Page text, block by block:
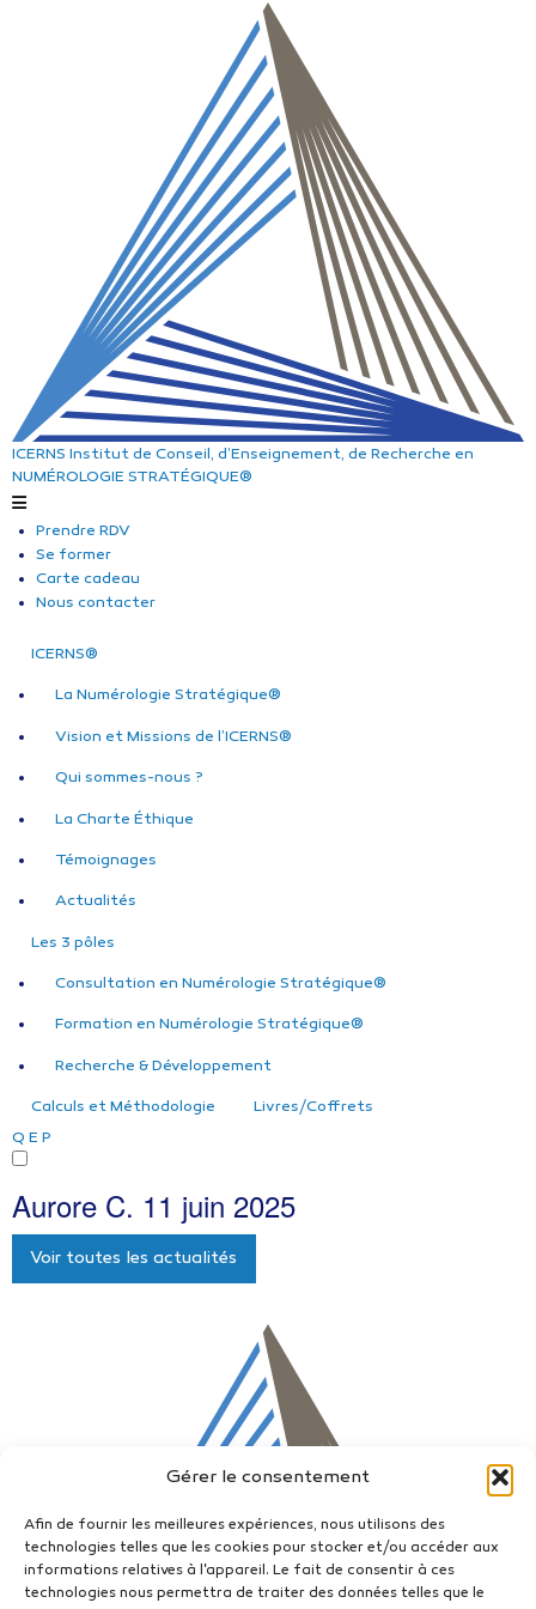
Gérer le consentement
Afin de fournir les meilleures expériences, nous utilisons des
technologies telles que les cookies pour stocker et/ou accéder aux
informations relatives à l'appareil. Le fait de consentir à ces
technologies nous permettra de traiter des données telles que le
ICERNS Institut de Conseil, d’Enseignement, de Recherche en
NUMÉROLOGIE STRATÉGIQUE®
Prendre RDV
Se former
Carte cadeau
Nous contacter
ICERNS®
La Numérologie Stratégique®
Vision et Missions de l’ICERNS®
Qui sommes-nous ?
La Charte Éthique
Témoignages
Actualités
Les 3 pôles
Consultation en Numérologie Stratégique®
Formation en Numérologie Stratégique®
Recherche & Développement
Calculs et Méthodologie
Livres/Coffrets
Q E P
Aurore C. 11 juin 2025
Voir toutes les actualités